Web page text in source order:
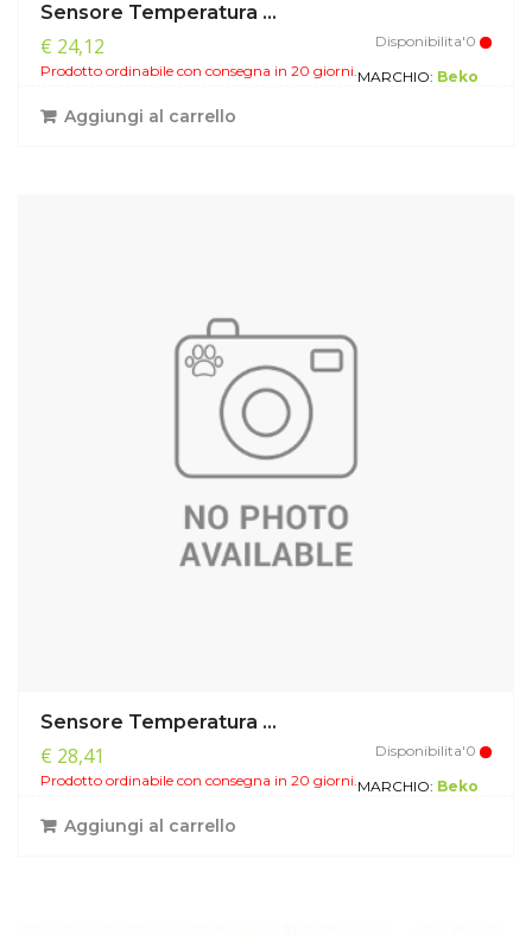
Sensore Temperatura ...
€ 24,12
Disponibilita'0
Prodotto ordinabile con consegna in 20 giorni.MARCHIO: Beko
Aggiungi al carrello
Sensore Temperatura ...
€ 28,41
Disponibilita'0
Prodotto ordinabile con consegna in 20 giorni.MARCHIO: Beko
Aggiungi al carrello